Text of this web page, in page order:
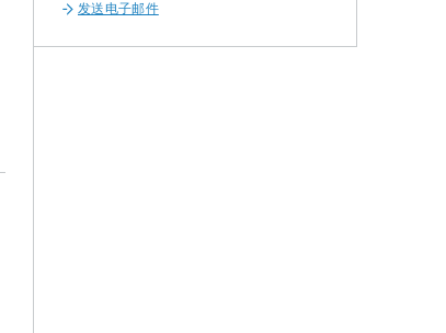
发送电子邮件